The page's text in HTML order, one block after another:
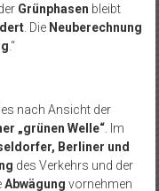
Grünphasen bleibt
. Die Neuberechnung
.“
nach Ansicht der
„grünen Welle“. Im
Berliner und
des Verkehrs und der
Abwägung vornehmen